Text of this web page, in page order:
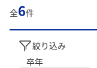
全6件
絞り込み
卒年